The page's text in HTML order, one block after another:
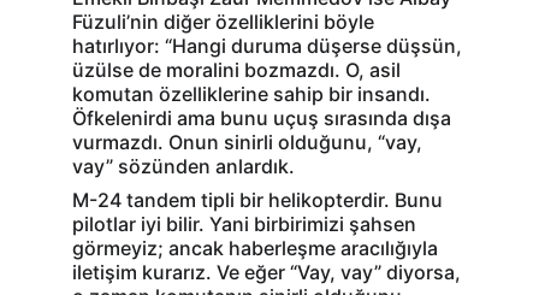
Füzuli’nin diğer özelliklerini böyle
hatırlıyor: “Hangi duruma düşerse düşsün,
üzülse de moralini bozmazdı. O, asil
komutan özelliklerine sahip bir insandı.
Öfkelenirdi ama bunu uçuş sırasında dışa
vurmazdı. Onun sinirli olduğunu, “vay,
vay” sözünden anlardık.
M-24 tandem tipli bir helikopterdir. Bunu
pilotlar iyi bilir. Yani birbirimizi şahsen
görmeyiz; ancak haberleşme aracılığıyla
iletişim kurarız. Ve eğer “Vay, vay” diyorsa,